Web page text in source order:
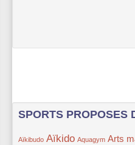
SPORTS PROPOSES
63/292
Aïkibudo
199/292Aïkido
90/292 Aquagym
167/292 Arts
63/292
103/292
60/292